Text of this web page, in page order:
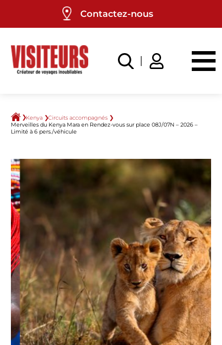
Contactez-nous
Kenya
Circuits accompagnés
Merveilles du Kenya Mara en Rendez-vous sur place 08J/07N – 2026 –
Limité à 6 pers./véhicule
Panneau de gestion des cookies